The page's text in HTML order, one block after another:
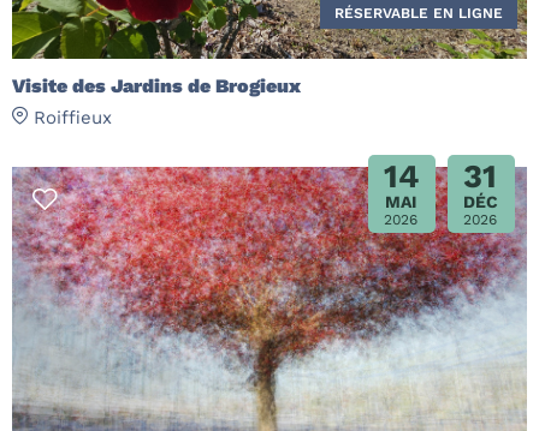
Visite des Jardins de Brogieux
Roiffieux
RÉSERVABLE EN LIGNE
14
MAI
2026
31
DÉC
2026